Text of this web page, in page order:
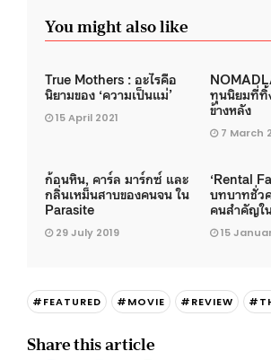
You might also like
True Mothers : อะไรคือ
นิยามของ ‘ความเป็นแม่’
15 April 2021
ทุนนิยมที่ทิ้
ข้างหลัง
7 March
ก้อนหิน, คาร์ล มาร์กซ์ และ
กลิ่นเหม็นสาบของคนจน ใน
Parasite
29 July 2019
‘Rental
บทบาทชั่ว
คนสำคัญใ
15
#FEATURED #MOVIE #REVIEW
Share this article